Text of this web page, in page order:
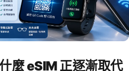
麼 eSIM 正逐漸取代